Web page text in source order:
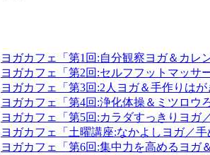
ヨガカフェ「第1回:自分観察ヨガ＆カレ
ヨガカフェ「第2回:セルフフットマッサ
ヨガカフェ「第3回:2人ヨガ＆手作りはが
ヨガカフェ「第4回:浄化体操＆ミツロウ
ヨガカフェ「第5回:カラダすっきりヨガ
ヨガカフェ「土曜講座:なかよしヨガ／手
ヨガカフェ「第6回:集中力を高めるヨガ